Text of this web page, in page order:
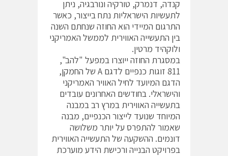
קנדה, דנמרק, טורקיה ונורבגיה, ניתן
לתעשיות הישראליות נתח בייצור, כאשר
התרגום המיידי הוא החוזה שנחתם השנה
בין התעשייה האווירית לממשל האמריקני
ולוקהיד מרטין.
במסגרת החוזה ייוצרו במפעל "להב",
811 זוגות כנפיים לדגם A של החמקן,
הדגם המיועד לחיל האוויר האמריקני
והישראלי. בחודשים האחרונים עובדים
בתעשייה האווירית במרץ רב במבנה
המיוחד שנועד לייצור הכנפיים, מבנה
שאמור להתפרס על יותר משלושה
דונמים. ההשקעה של התעשייה האווירית
בפרויקט הבנייה ורכישת הידע מוערכת